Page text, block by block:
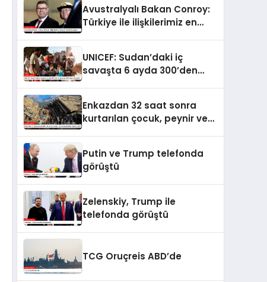
Avustralyalı Bakan Conroy:
Türkiye ile ilişkilerimiz en
UNICEF: Sudan’daki iç
savaşta 6 ayda 300’den
Enkazdan 32 saat sonra
kurtarılan çocuk, peynir ve
Putin ve Trump telefonda
görüştü
Zelenskiy, Trump ile
telefonda görüştü
TCG Oruçreis ABD’de